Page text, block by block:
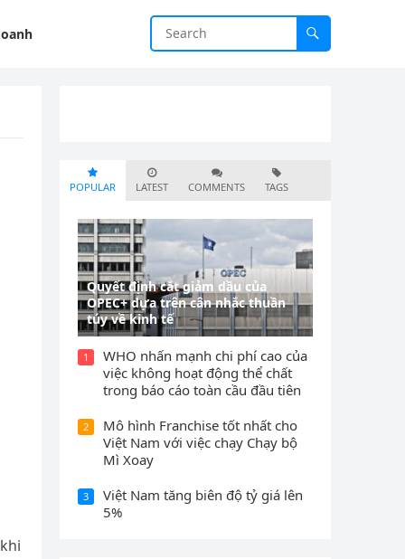
POPULAR LATEST COMMENTS TAGS
Quyết định cắt giảm dầu của
OPEC+ dựa trên cân nhắc thuần
túy về kinh tế
1
WHO nhấn mạnh chi phí cao của
việc không hoạt động thể chất
trong báo cáo toàn cầu đầu tiên
2
Mô hình Franchise tốt nhất cho
Việt Nam với việc chạy Chạy bộ
Mì Xoay
3
Việt Nam tăng biên độ tỷ giá lên
5%